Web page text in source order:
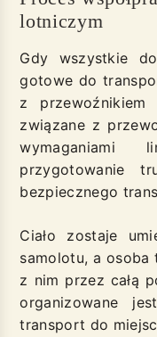
lotniczym
Gdy wszystkie
gotowe do
z przewoźnikiem
związane z
przygotowanie
bezpiecznego
Ciało zostaje
samolotu, a osoba
z nim przez całą
organizowane
transport do